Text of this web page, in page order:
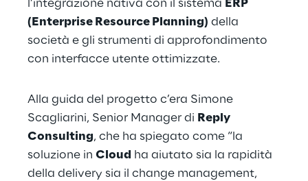
l’integrazione nativa con il sistema ERP
(Enterprise Resource Planning) della
società e gli strumenti di approfondimento
con interfacce utente ottimizzate.
Alla guida del progetto c’era Simone
Scagliarini, Senior Manager di Reply
Consulting, che ha spiegato come “la
soluzione in Cloud ha aiutato sia la rapidità
della delivery sia il change management,